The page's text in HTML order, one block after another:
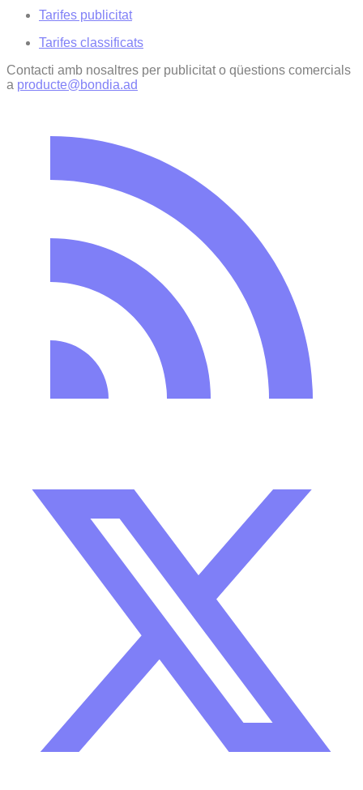
Tarifes publicitat
Tarifes classificats
Contacti amb nosaltres per publicitat o qüestions comercials
a producte@bondia.ad